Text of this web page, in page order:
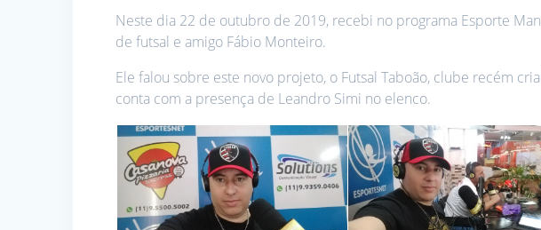
Neste dia 22 de outubro de 2019, recebi no programa Esporte
de futsal e amigo Fábio Monteiro.
Ele falou sobre este novo projeto, o Futsal Taboão, clube recém
conta com a presença de Leandro Simi no elenco.